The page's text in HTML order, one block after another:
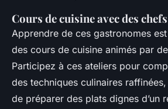
Cours de cuisine avec des
Apprendre de ces gastronomes
des cours de cuisine animés par
Participez à ces ateliers pour
des techniques culinaires raffinées,
de préparer des plats dignes d’un